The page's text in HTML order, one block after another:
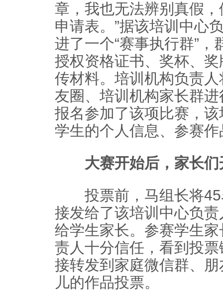
章，我也无法辨别真假
申请表。”据该培训中心
进了一个“赛事执行群”
授权资格证书、奖杯、
传材料。培训机构负责
友圈、培训机构家长群
报名参加了该项比赛，
学生的个人信息、参赛
大赛开始后，家长
投票前，马组长将45
接发给了该培训中心负
给学生家长。参赛学生
责人十分信任，看到投
接转发到家庭微信群、
儿的作品投票。